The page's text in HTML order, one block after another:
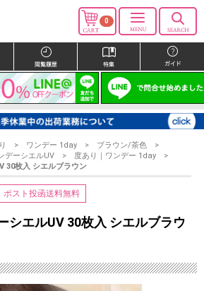
0
ワンデー 1day
ブラウン/茶色
デーシエルUV
度あり｜ワンデー 1day
30枚入 シエルブラウン
ポスト投函送料無料
シエルUV 30枚入 シエルブラウ